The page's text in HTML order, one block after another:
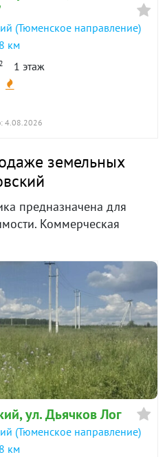
(Тюменское направление)
км
1 этаж
4.08.2026
земельных
предназначена для
Коммерческая
ул. Дьячков Лог
(Тюменское направление)
км